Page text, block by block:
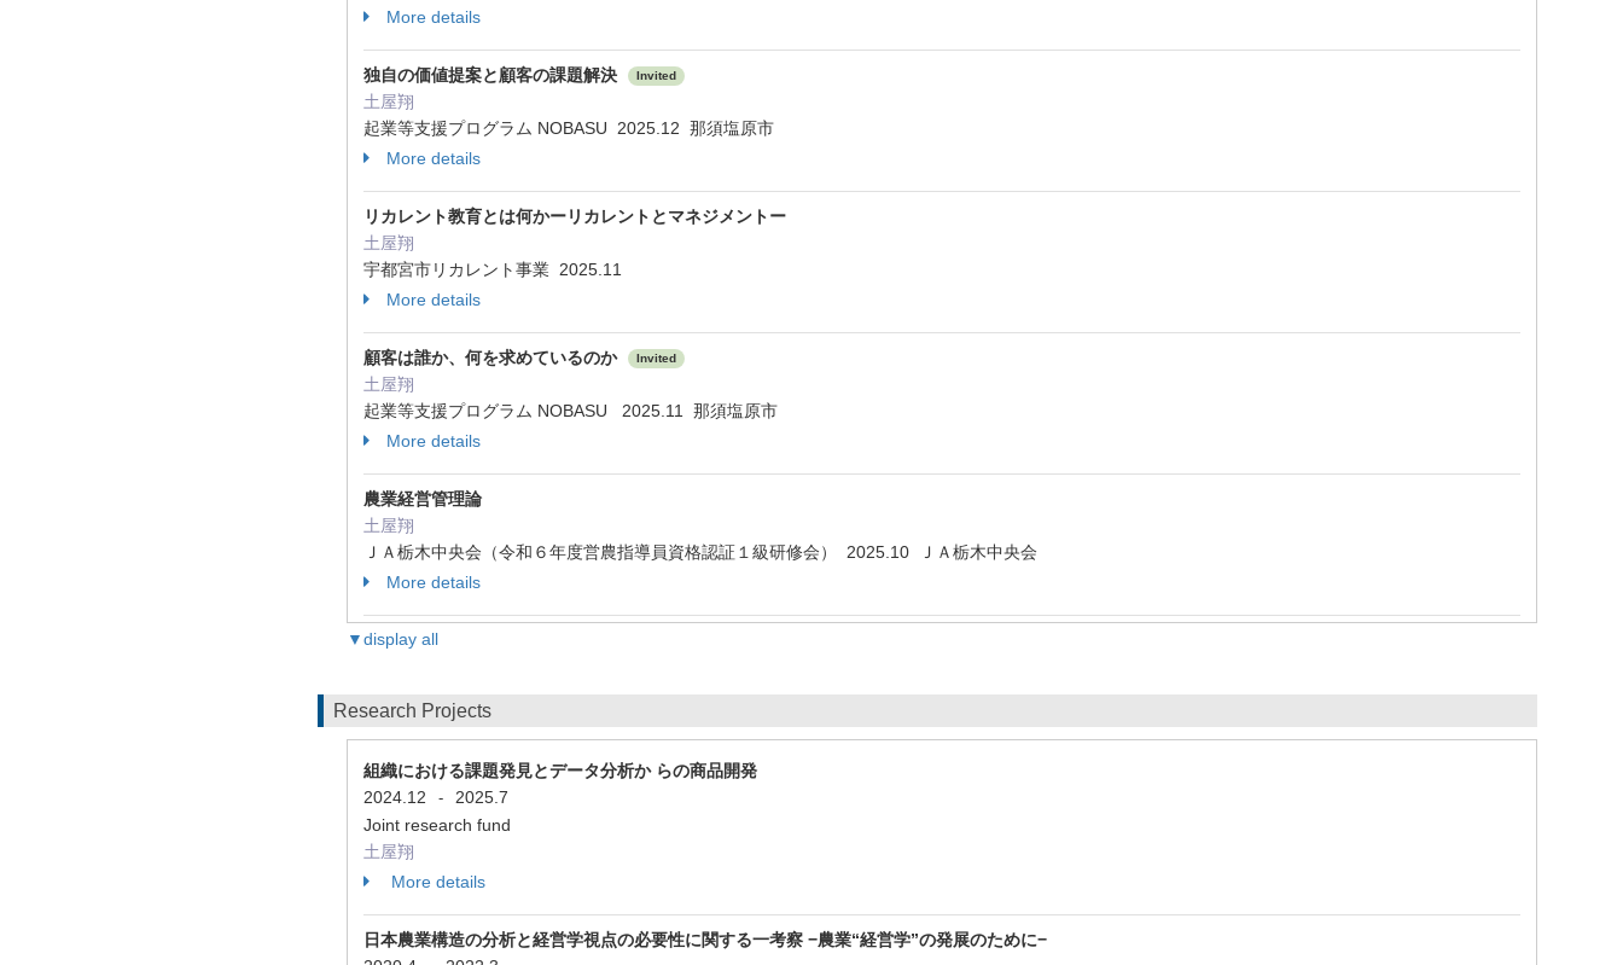
More details
独自の価値提案と顧客の課題解決 Invited
土屋翔
起業等支援プログラム NOBASU 2025.12 那須塩原市
More details
リカレント教育とは何かーリカレントとマネジメントー
土屋翔
宇都宮市リカレント事業 2025.11
More details
顧客は誰か、何を求めているのか Invited
土屋翔
起業等支援プログラム NOBASU 2025.11 那須塩原市
More details
農業経営管理論
土屋翔
ＪＡ栃木中央会（令和６年度営農指導員資格認証１級研修会） 2025.10 ＪＡ栃木中央会
More details
▼display all
Research Projects
組織における課題発見とデータ分析か らの商品開発
2024.12
-
2025.7
Joint research fund
土屋翔
More details
日本農業構造の分析と経営学視点の必要性に関する一考察 −農業“経営学”の発展のために−